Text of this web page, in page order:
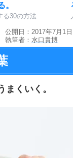
。
る30の方法
公開日：2017年7月1日
執筆者： 水口貴博
まくいく。